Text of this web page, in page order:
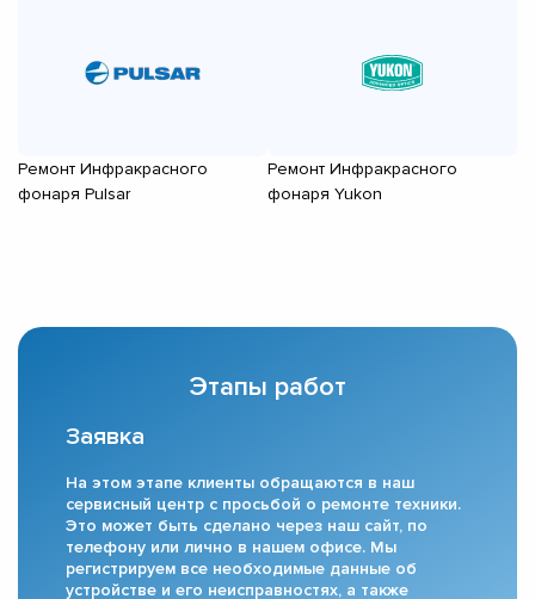
Ремонт Инфракрасного
фонаря Pulsar
Ремонт Инфракрасного
фонаря Yukon
Этапы работ
Заявка
На этом этапе клиенты обращаются в наш
сервисный центр с просьбой о ремонте техники.
Это может быть сделано через наш сайт, по
телефону или лично в нашем офисе. Мы
регистрируем все необходимые данные об
устройстве и его неисправностях, а также